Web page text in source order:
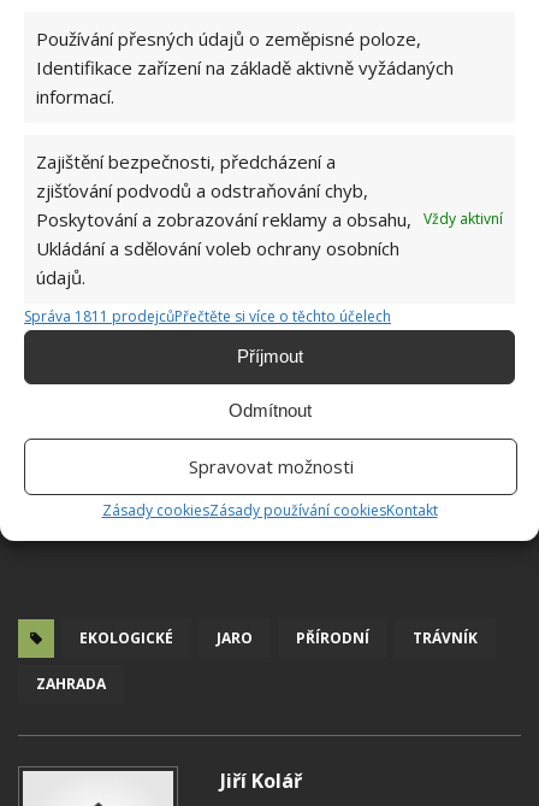
Používání přesných údajů o zeměpisné poloze,
Identifikace zařízení na základě aktivně vyžádaných
informací.
Zajištění bezpečnosti, předcházení a
zjišťování podvodů a odstraňování chyb,
Poskytování a zobrazování reklamy a obsahu,
Ukládání a sdělování voleb ochrany osobních
údajů.
Vždy aktivní
Správa 1811 prodejcůPřečtěte si více o těchto účelech
Příjmout
Odmítnout
Spravovat možnosti
Zásady cookiesZásady používání cookiesKontakt
zavlažování uměle podpořit. Zalévat trávník je
ideální ráno.
EKOLOGICKÉ JARO PŘÍRODNÍ TRÁVNÍK
ZAHRADA
Jiří Kolář